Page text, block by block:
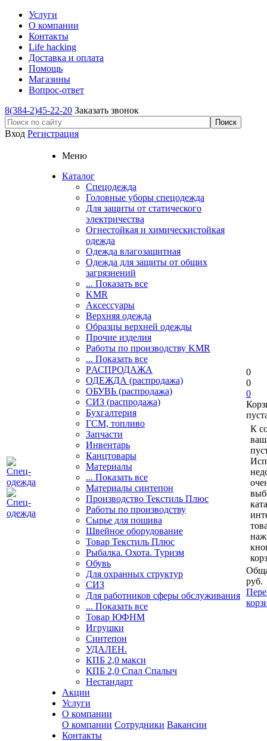
Услуги
О компании
Контакты
Life hacking
Доставка и оплата
Помощь
Магазины
Вопрос-ответ
8(384-2)45-22-20 Заказать звонок
Вход Регистрация
Меню
Каталог
Спецодежда
Головные уборы спецодежда
Для защиты от статического
электричества
Огнестойкая и химическистойкая
одежда
Одежда влагозащитная
Одежда для защиты от общих
загрязнений
... Показать все
KMR
Аксессуары
Верхняя одежда
Образцы верхней одежды
Прочие изделия
Работы по производству KMR
... Показать все
PАСПРОДАЖА
ОДЕЖДА (распродажа)
ОБУВЬ (распродажа)
СИЗ (распродажа)
Бухгалтерия
ГСМ, топливо
Запчасти
Инвентарь
Канцтовары
Материалы
... Показать все
Материалы синтепон
Производство Текстиль Плюс
Работы по производству
Сырье для пошива
Швейное оборудование
Товар Текстиль Плюс
Рыбалка. Охота. Туризм
Обувь
Для охранных структур
СИЗ
Для работников сферы обслуживания
... Показать все
Товар ЮФНМ
Игрушки
Синтепон
УДАЛЕН.
КПБ 2,0 макси
КПБ 2,0 Спал Спалыч
Нестандарт
Акции
Услуги
О компании
О компании Сотрудники Вакансии
Контакты
0
0
0
К
руб.